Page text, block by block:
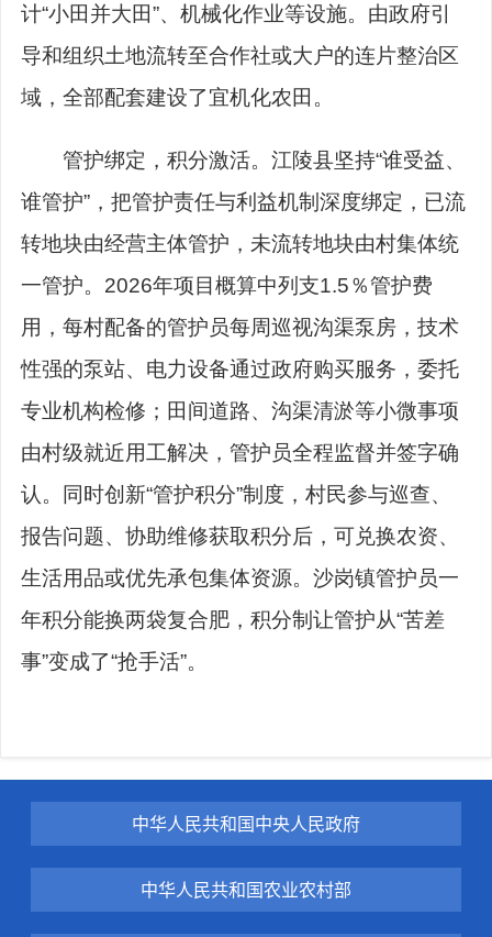
计“小田并大田”、机械化作业等设施。由政府引
导和组织土地流转至合作社或大户的连片整治区
域，全部配套建设了宜机化农田。
管护绑定，积分激活。江陵县坚持“谁受益、
谁管护”，把管护责任与利益机制深度绑定，已流
转地块由经营主体管护，未流转地块由村集体统
一管护。2026年项目概算中列支1.5％管护费
用，每村配备的管护员每周巡视沟渠泵房，技术
性强的泵站、电力设备通过政府购买服务，委托
专业机构检修；田间道路、沟渠清淤等小微事项
由村级就近用工解决，管护员全程监督并签字确
认。同时创新“管护积分”制度，村民参与巡查、
报告问题、协助维修获取积分后，可兑换农资、
生活用品或优先承包集体资源。沙岗镇管护员一
年积分能换两袋复合肥，积分制让管护从“苦差
事”变成了“抢手活”。
中华人民共和国中央人民政府
中华人民共和国农业农村部